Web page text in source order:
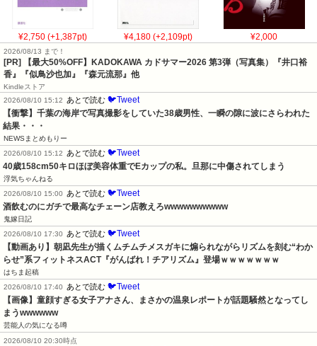
¥2,750 (+1,387pt) ¥4,180 (+2,109pt) ¥2,000
2026/08/13 まで！
[PR]
【最大50%OFF】KADOKAWA カドサマー2026 第3弾（写真集）『井口裕
香』『似鳥沙也加』『森元流那』他
Kindleストア
2026/08/10 15:12
あとで読む 🐦Tweet
【衝撃】千葉の海岸で写真撮影をしていた38歳男性、一瞬の隙に波にさらわれた
結果・・・
NEWSまとめもりー
2026/08/10 15:12
あとで読む 🐦Tweet
40歳158cm50キロほぼ美容体重でEカップの私。旦那に中傷されてしまう
浮気ちゃんねる
2026/08/10 15:00
あとで読む 🐦Tweet
酒飲むのにガチで最高なチェーン店教えろwwwwwwwwww
鬼嫁日記
2026/08/10 17:30
あとで読む 🐦Tweet
【動画あり】朝凪先生が描くムチムチメスガキに煽られながらリズムを刻む“わか
らせ”系フィットネスACT『がんばれ！チアリズム』登場ｗｗｗｗｗｗｗ
はちま起稿
2026/08/10 17:40
あとで読む 🐦Tweet
【画像】童顔すぎる女子アナさん、まさかの温泉レポートが話題騒然となってし
まうwwwwww
芸能人の気になる噂
2026/08/10 20:30時点